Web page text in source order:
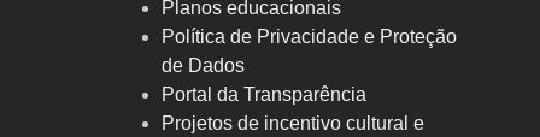
Planos educacionais
Política de Privacidade e Proteção
de Dados
Portal da Transparência
Projetos de incentivo cultural e